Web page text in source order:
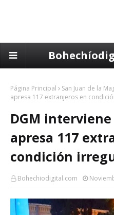
Página Principal San Juan de la
apresa 117 extranjeros en
DGM interviene
apresa 117
condición
Bohechiodigital.com